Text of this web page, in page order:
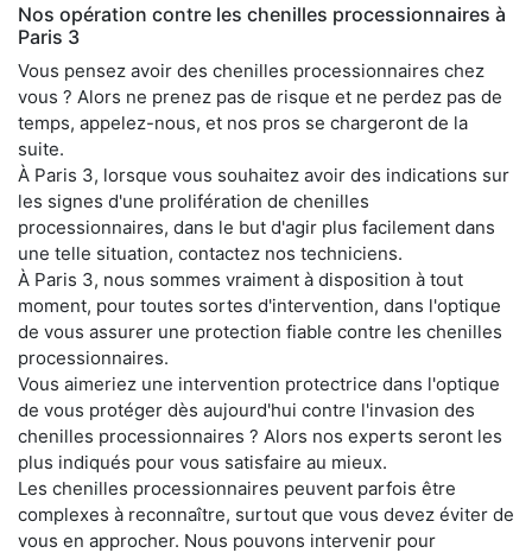
Nos opération contre les chenilles processionnaires à
Paris 3
Vous pensez avoir des chenilles processionnaires chez
vous ? Alors ne prenez pas de risque et ne perdez pas de
temps, appelez-nous, et nos pros se chargeront de la
suite.
À Paris 3, lorsque vous souhaitez avoir des indications sur
les signes d'une prolifération de chenilles
processionnaires, dans le but d'agir plus facilement dans
une telle situation, contactez nos techniciens.
À Paris 3, nous sommes vraiment à disposition à tout
moment, pour toutes sortes d'intervention, dans l'optique
de vous assurer une protection fiable contre les chenilles
processionnaires.
Vous aimeriez une intervention protectrice dans l'optique
de vous protéger dès aujourd'hui contre l'invasion des
chenilles processionnaires ? Alors nos experts seront les
plus indiqués pour vous satisfaire au mieux.
Les chenilles processionnaires peuvent parfois être
complexes à reconnaître, surtout que vous devez éviter de
vous en approcher. Nous pouvons intervenir pour